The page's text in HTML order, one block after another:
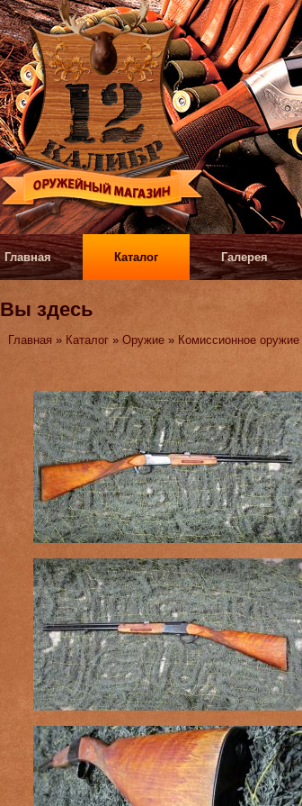
Главная Каталог Галерея
Вы здесь
Главная » Каталог »Оружие » Комиссионное оружие